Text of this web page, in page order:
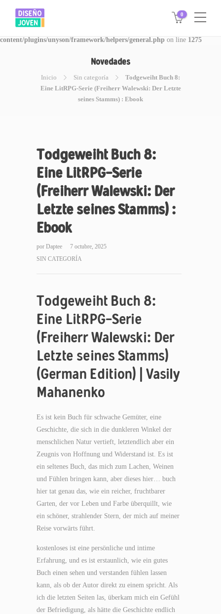
Warning: Invalid argument supplied for foreach() in
/www/disegnojoven.com.ar/htdocs/wp-
content/plugins/unyson/framework/helpers/general.php on line 1275
0
Novedades
Inicio Sin categoría
Todgeweiht Buch 8:
Eine LitRPG-Serie (Freiherr Walewski: Der Letzte
seines Stamms) : Ebook
Todgeweiht Buch 8:
Eine LitRPG-Serie
(Freiherr Walewski: Der
Letzte seines Stamms) :
Ebook
por Daptee
7 octubre, 2025
SIN CATEGORÍA
Todgeweiht Buch 8:
Eine LitRPG-Serie
(Freiherr Walewski: Der
Letzte seines Stamms)
(German Edition) | Vasily
Mahanenko
Es ist kein Buch für schwache Gemüter, eine
Geschichte, die sich in die dunkleren Winkel der
menschlichen Natur vertieft, letztendlich aber ein
Zeugnis von Hoffnung und Widerstand ist. Es ist
ein seltenes Buch, das mich zum Lachen, Weinen
und Fühlen bringen kann, aber dieses hier… buch
hier tat genau das, wie ein reicher, fruchtbarer
Garten, der vor Leben und Farbe überquillt, wie
ein schöner, strahlender Stern, der mich auf meiner
Reise vorwärts führt.
kostenloses ist eine persönliche und intime
Erfahrung, und es ist erstaunlich, wie ein gutes
Buch einen sehen und verstanden fühlen lassen
kann, als ob der Autor direkt zu einem spricht. Als
ich die letzten Seiten las, überkam mich ein Gefühl
der Befriedigung, als hätte die Geschichte endlich